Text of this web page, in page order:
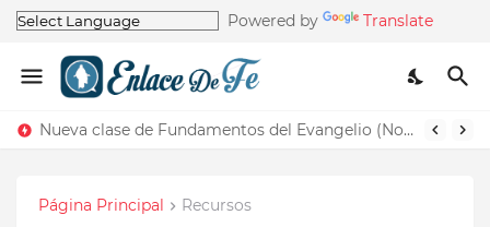
Powered by Translate
Nueva clase de Fundamentos del Evangelio (Nos recuerda la de Principios del Evangelio)
Página Principal Recursos